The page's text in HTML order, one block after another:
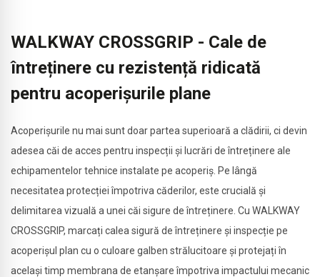
WALKWAY CROSSGRIP - Cale de
întreținere cu rezistență ridicată
pentru acoperișurile plane
Acoperișurile nu mai sunt doar partea superioară a clădirii, ci devin
adesea căi de acces pentru inspecții și lucrări de întreținere ale
echipamentelor tehnice instalate pe acoperiș. Pe lângă
necesitatea protecției împotriva căderilor, este crucială și
delimitarea vizuală a unei căi sigure de întreținere. Cu WALKWAY
CROSSGRIP, marcați calea sigură de întreținere și inspecție pe
acoperișul plan cu o culoare galben strălucitoare și protejați în
același timp membrana de etanșare împotriva impactului mecanic